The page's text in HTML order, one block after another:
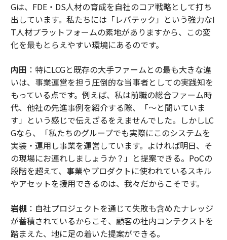
Gは、FDE・DS人材の育成を自社のコア戦略として打ち
出しています。私たちには「レバテック」という強力なI
T人材プラットフォームの素地がありますから、この変
化を最もとらえやすい環境にあるのです。
内田 ：特にLCGと既存の大手ファームとの最も大きな違
いは、事業運営を担う圧倒的な当事者としての実践知を
もっている点です。例えば、私は前職の総合ファーム時
代、他社の先進事例を紹介する際、「〜と聞いていま
す」という感じで伝えざるをえませんでした。しかしLC
Gなら、「私たちのグループでも実際にこのシステムを
実装・運用し事業を運営しています。よければ明日、そ
の現場にお連れしましょうか？」と提案できる。PoCの
段階を超えて、事業やプロダクトに使われているスキル
やアセットを援用できるのは、我々だからこそです。
岩槻：自社プロジェクトを通じて失敗も含めたナレッジ
が蓄積されているからこそ、顧客の社内コンテクストを
踏まえた、地に足の着いた提案ができる。